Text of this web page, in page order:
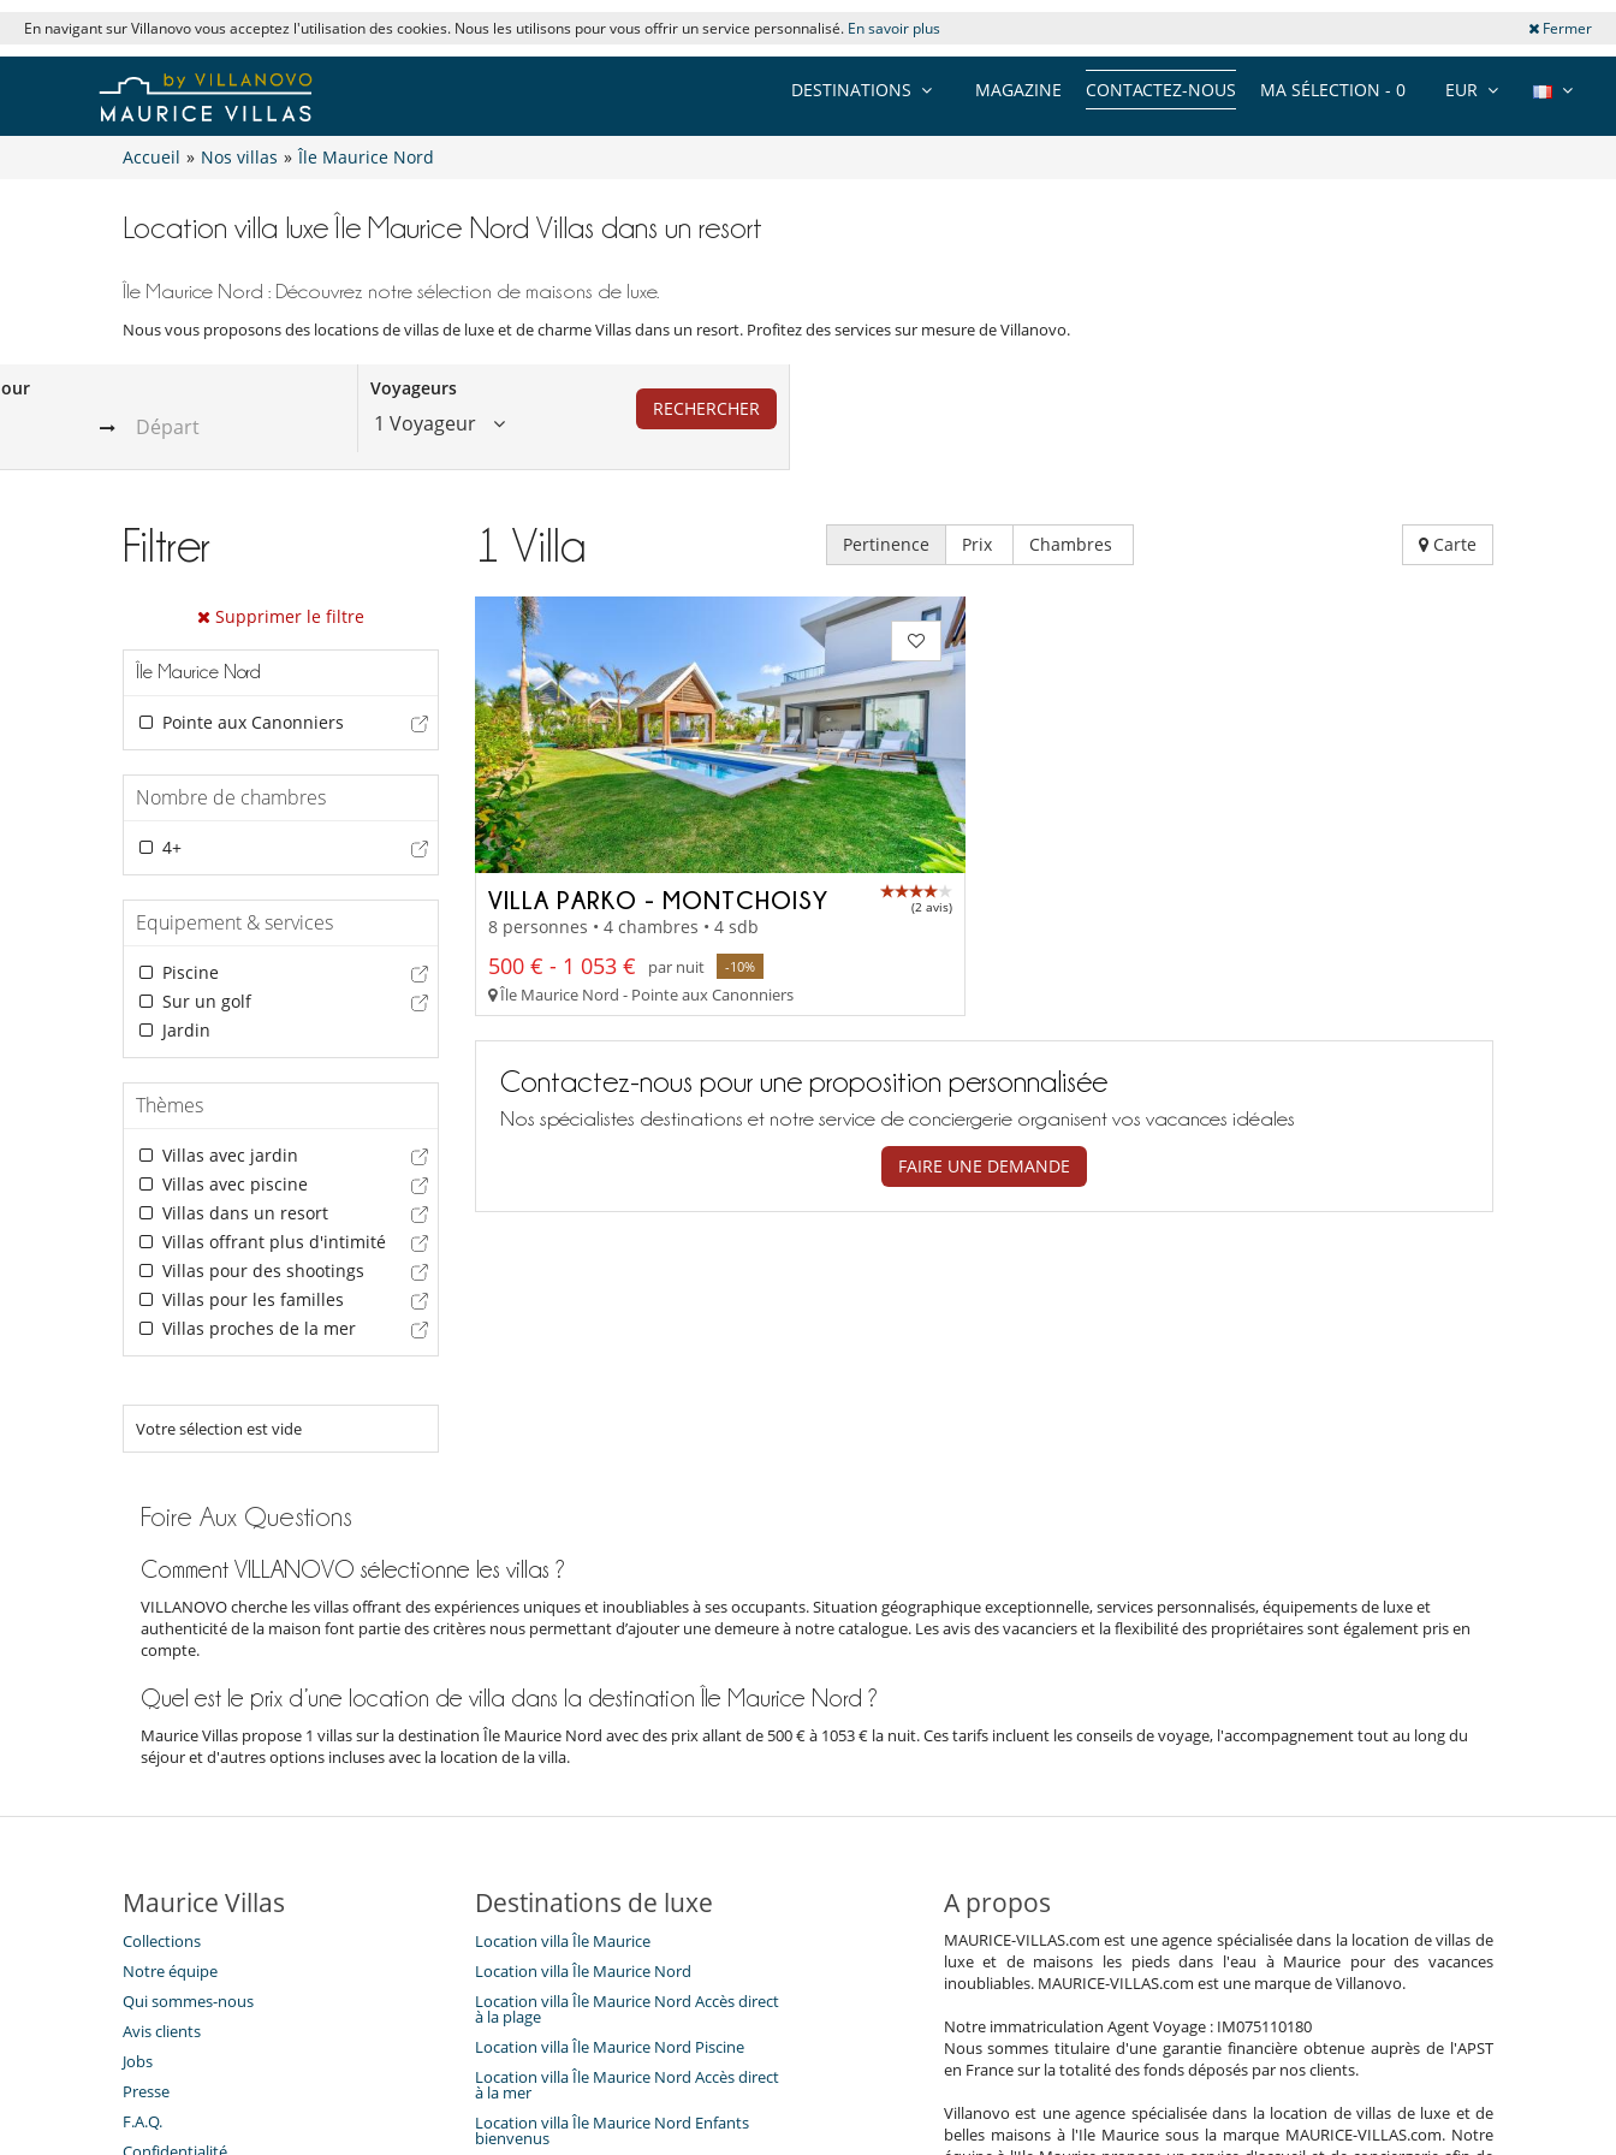
En navigant sur Villanovo vous acceptez l'utilisation des cookies. Nous les utilisons pour vous offrir un service personnalisé. En savoir plus Fermer
EUR
MA SÉLECTION - 0
CONTACTEZ-NOUS
MAGAZINE
DESTINATIONS
Accueil » Nos villas » Île Maurice Nord
Location villa luxe Île Maurice Nord Villas dans un resort
Île Maurice Nord : Découvrez notre sélection de maisons de luxe.
Nous vous proposons des locations de villas de luxe et de charme Villas dans un resort. Profitez des services sur mesure de Villanovo.
Voyageurs
1 Voyageur
RECHERCHER
Filtrer
Supprimer le filtre
Île Maurice Nord
Pointe aux Canonniers
Nombre de chambres
4+
Equipement & services
Piscine
Sur un golf
Jardin
Thèmes
Villas avec jardin
Villas avec piscine
Villas dans un resort
Villas offrant plus d'intimité
Villas pour des shootings
Villas pour les familles
Villas proches de la mer
Votre sélection est vide
1 Villa Pertinence Prix Chambres Carte
VILLA PARKO - MONTCHOISY (2 avis)
8 personnes • 4 chambres • 4 sdb
500 € - 1 053 € par nuit -10%
Île Maurice Nord - Pointe aux Canonniers
Contactez-nous pour une proposition personnalisée
Nos spécialistes destinations et notre service de conciergerie organisent vos vacances idéales
FAIRE UNE DEMANDE
Foire Aux Questions
Comment VILLANOVO sélectionne les villas ?
VILLANOVO cherche les villas offrant des expériences uniques et inoubliables à ses occupants. Situation géographique exceptionnelle, services personnalisés, équipements de luxe et
authenticité de la maison font partie des critères nous permettant d’ajouter une demeure à notre catalogue. Les avis des vacanciers et la flexibilité des propriétaires sont également pris en
compte.
Quel est le prix d’une location de villa dans la destination Île Maurice Nord ?
Maurice Villas propose 1 villas sur la destination Île Maurice Nord avec des prix allant de 500 € à 1053 € la nuit. Ces tarifs incluent les conseils de voyage, l'accompagnement tout au long du
séjour et d'autres options incluses avec la location de la villa.
Maurice Villas
Collections
Notre équipe
Qui sommes-nous
Avis clients
Jobs
Presse
F.A.Q.
Destinations de luxe
Location villa Île Maurice
Location villa Île Maurice Nord
Location villa Île Maurice Nord Accès direct
à la plage
Location villa Île Maurice Nord Piscine
Location villa Île Maurice Nord Accès direct
à la mer
Location villa Île Maurice Nord Enfants
bienvenus
A propos
MAURICE-VILLAS.com est une agence spécialisée dans la location de villas de
luxe et de maisons les pieds dans l'eau à Maurice pour des vacances
inoubliables. MAURICE-VILLAS.com est une marque de Villanovo.
Notre immatriculation Agent Voyage : IM075110180
Nous sommes titulaire d'une garantie financière obtenue auprès de l'APST
en France sur la totalité des fonds déposés par nos clients.
Villanovo est une agence spécialisée dans la location de villas de luxe et de
belles maisons à l'Ile Maurice sous la marque MAURICE-VILLAS.com. Notre